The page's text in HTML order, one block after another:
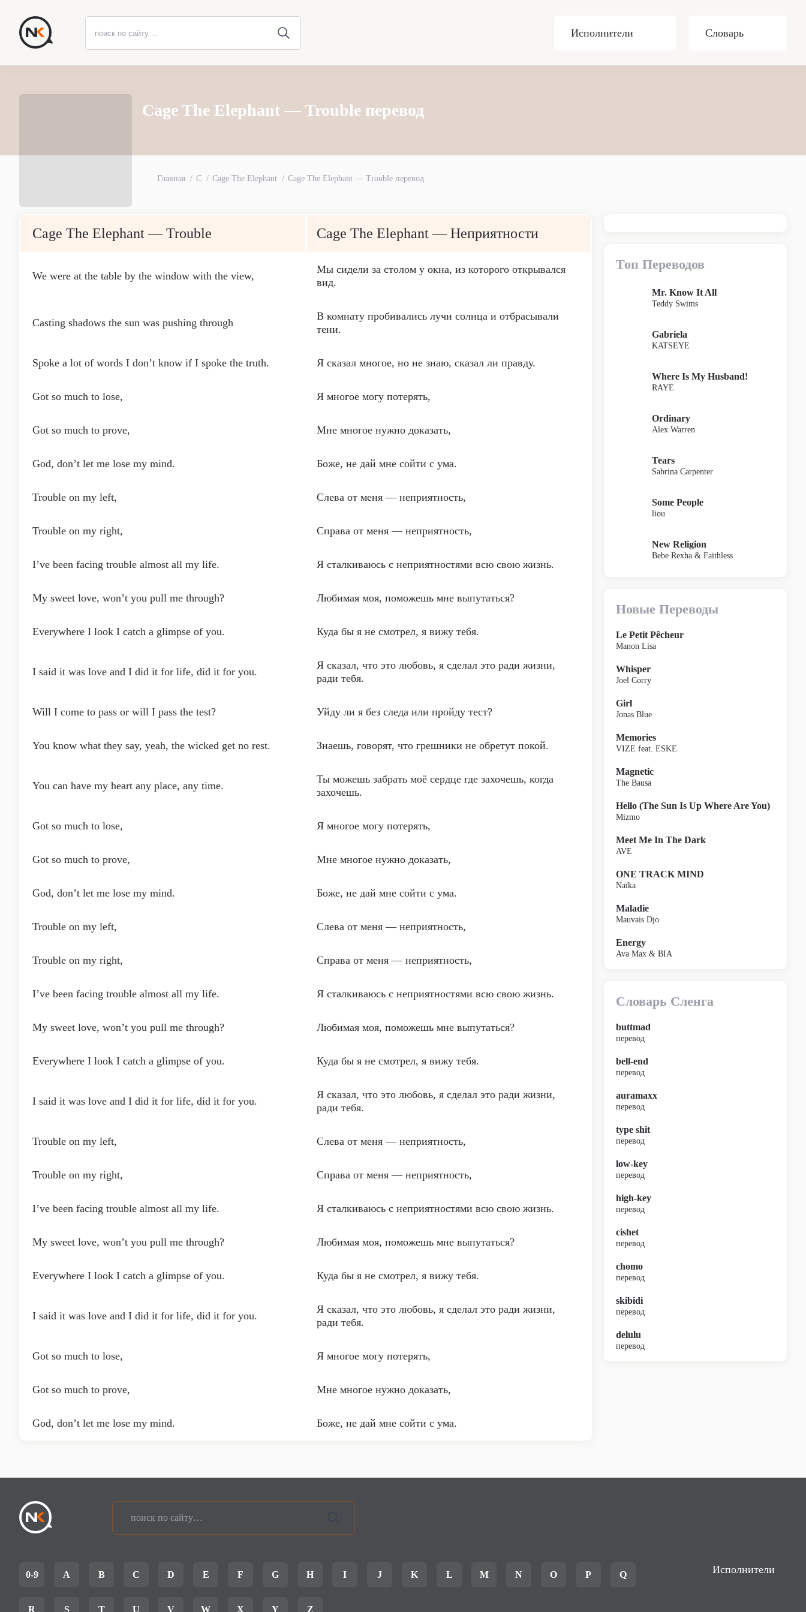
Исполнители Словарь
Cage The Elephant — Trouble перевод
Главная C Cage The Elephant Cage The Elephant — Trouble перевод
Cage The Elephant — Trouble Cage The Elephant — Неприятности
We were at the table by the window with the view,
Мы сидели за столом у окна, из которого открывался
вид.
Casting shadows the sun was pushing through
В комнату пробивались лучи солнца и отбрасывали
тени.
Spoke a lot of words I don’t know if I spoke the truth. Я сказал многое, но не знаю, сказал ли правду.
Got so much to lose, Я многое могу потерять,
Got so much to prove, Мне многое нужно доказать,
God, don’t let me lose my mind. Боже, не дай мне сойти с ума.
Trouble on my left, Слева от меня — неприятность,
Trouble on my right, Справа от меня — неприятность,
I’ve been facing trouble almost all my life. Я сталкиваюсь с неприятностями всю свою жизнь.
My sweet love, won’t you pull me through? Любимая моя, поможешь мне выпутаться?
Everywhere I look I catch a glimpse of you. Куда бы я не смотрел, я вижу тебя.
I said it was love and I did it for life, did it for you.
Я сказал, что это любовь, я сделал это ради жизни,
ради тебя.
Will I come to pass or will I pass the test? Уйду ли я без следа или пройду тест?
You know what they say, yeah, the wicked get no rest. Знаешь, говорят, что грешники не обретут покой.
You can have my heart any place, any time.
Ты можешь забрать моё сердце где захочешь, когда
захочешь.
Got so much to lose, Я многое могу потерять,
Got so much to prove, Мне многое нужно доказать,
God, don’t let me lose my mind. Боже, не дай мне сойти с ума.
Trouble on my left, Слева от меня — неприятность,
Trouble on my right, Справа от меня — неприятность,
I’ve been facing trouble almost all my life. Я сталкиваюсь с неприятностями всю свою жизнь.
My sweet love, won’t you pull me through? Любимая моя, поможешь мне выпутаться?
Everywhere I look I catch a glimpse of you. Куда бы я не смотрел, я вижу тебя.
I said it was love and I did it for life, did it for you.
Я сказал, что это любовь, я сделал это ради жизни,
ради тебя.
Trouble on my left, Слева от меня — неприятность,
Trouble on my right, Справа от меня — неприятность,
I’ve been facing trouble almost all my life. Я сталкиваюсь с неприятностями всю свою жизнь.
My sweet love, won’t you pull me through? Любимая моя, поможешь мне выпутаться?
Everywhere I look I catch a glimpse of you. Куда бы я не смотрел, я вижу тебя.
I said it was love and I did it for life, did it for you.
Я сказал, что это любовь, я сделал это ради жизни,
ради тебя.
Got so much to lose, Я многое могу потерять,
Got so much to prove, Мне многое нужно доказать,
God, don’t let me lose my mind. Боже, не дай мне сойти с ума.
Топ Переводов
Mr. Know It All
Teddy Swims
Gabriela
KATSEYE
Where Is My Husband!
RAYE
Ordinary
Alex Warren
Tears
Sabrina Carpenter
Some People
liou
New Religion
Bebe Rexha & Faithless
Новые Переводы
Le Petit Pêcheur
Manon Lisa
Whisper
Joel Corry
Girl
Jonas Blue
Memories
VIZE feat. ESKE
Magnetic
The Bausa
Hello (The Sun Is Up Where Are You)
Mizmo
Meet Me In The Dark
AVE
ONE TRACK MIND
Naïka
Maladie
Mauvais Djo
Energy
Ava Max & BIA
Словарь Сленга
buttmad
перевод
bell-end
перевод
auramaxx
перевод
type shit
перевод
low-key
перевод
high-key
перевод
cishet
перевод
chomo
перевод
skibidi
перевод
delulu
перевод
0-9 A B C D E F G H I J K L M N O P Q
R S T U V W X Y Z
Исполнители